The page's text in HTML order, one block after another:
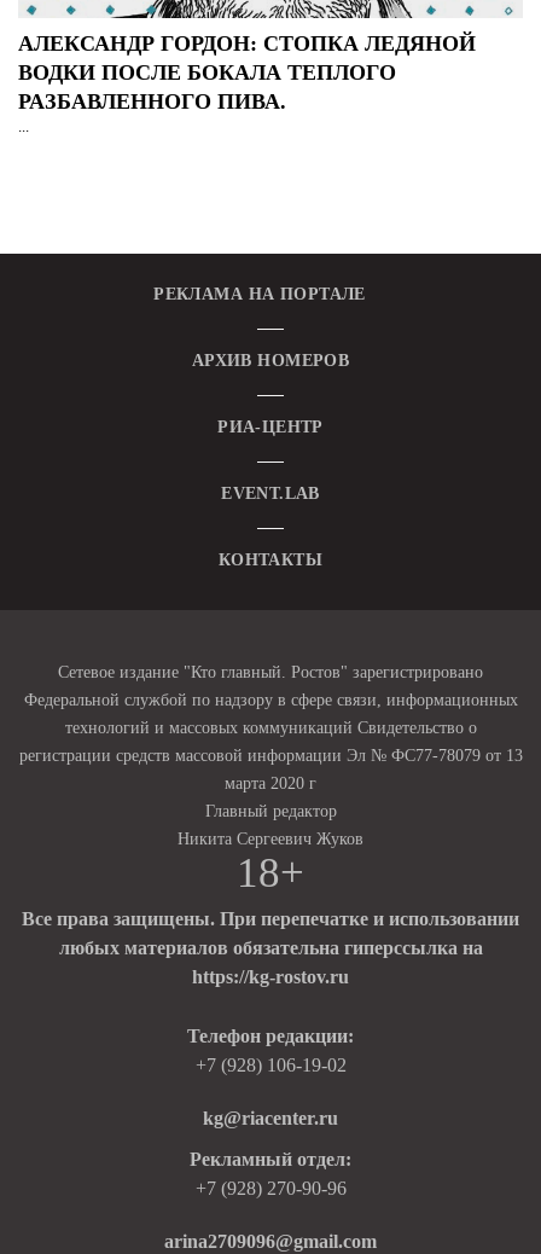
АЛЕКСАНДР ГОРДОН: СТОПКА ЛЕДЯНОЙ
ВОДКИ ПОСЛЕ БОКАЛА ТЕПЛОГО
РАЗБАВЛЕННОГО ПИВА.
...
РЕКЛАМА НА ПОРТАЛЕ
АРХИВ НОМЕРОВ
РИА-ЦЕНТР
EVENT.LAB
КОНТАКТЫ
Сетевое издание "Кто главный. Ростов" зарегистрировано
Федеральной службой по надзору в сфере связи, информационных
технологий и массовых коммуникаций Свидетельство о
регистрации средств массовой информации Эл № ФС77-78079 от 13
марта 2020 г
Главный редактор
Никита Сергеевич Жуков
18+
Все права защищены. При перепечатке и использовании
любых материалов обязательна гиперссылка на
https://kg-rostov.ru
Телефон редакции:
+7 (928) 106-19-02
kg@riacenter.ru
Рекламный отдел:
+7 (928) 270-90-96
arina2709096@gmail.com